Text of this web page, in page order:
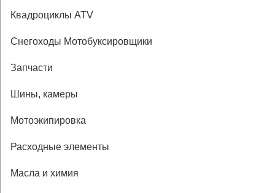
Квадроциклы ATV
Снегоходы Мотобуксировщики
Запчасти
Шины, камеры
Мотоэкипировка
Расходные элементы
Масла и химия